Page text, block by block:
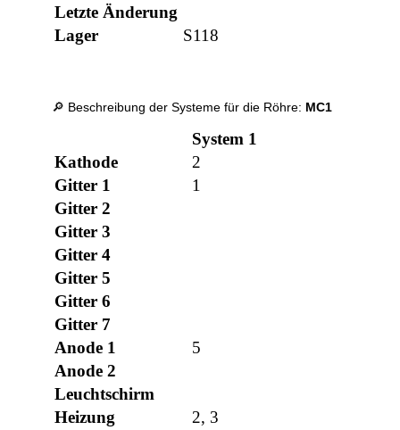
Letzte Änderung
Lager
S118
🔎 Beschreibung der Systeme für die Röhre: MC1
System 1
Kathode
2
Gitter 1
1
Gitter 2
Gitter 3
Gitter 4
Gitter 5
Gitter 6
Gitter 7
Anode 1
5
Anode 2
Leuchtschirm
Heizung
2, 3